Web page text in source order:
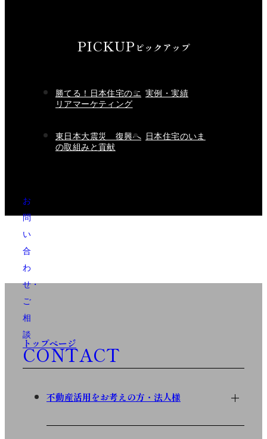
PICKUP ピックアップ
勝てる！日本住宅のエ
リアマーケティング
実例・実績
東日本大震災 復興へ
の取組みと貢献
日本住宅のいま
お
問
い
合
わ
せ・
ご
相
談
CONTACT
トップページ
不動産活用をお考えの方・法人様